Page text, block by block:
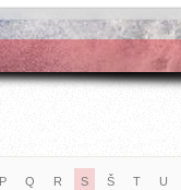
P Q R S Š T U